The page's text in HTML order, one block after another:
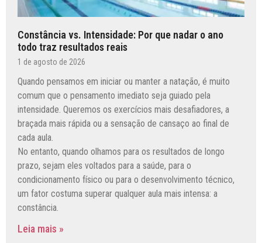
Constância vs. Intensidade: Por que nadar o ano
todo traz resultados reais
1 de agosto de 2026
Quando pensamos em iniciar ou manter a natação, é muito
comum que o pensamento imediato seja guiado pela
intensidade. Queremos os exercícios mais desafiadores, a
braçada mais rápida ou a sensação de cansaço ao final de
cada aula.
No entanto, quando olhamos para os resultados de longo
prazo, sejam eles voltados para a saúde, para o
condicionamento físico ou para o desenvolvimento técnico,
um fator costuma superar qualquer aula mais intensa: a
constância.
Leia mais »